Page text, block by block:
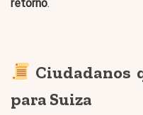
retorno.
Ciudadanos
para Suiza